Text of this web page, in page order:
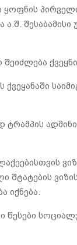
ყოფნის
შტატების
იქნება.
წესები